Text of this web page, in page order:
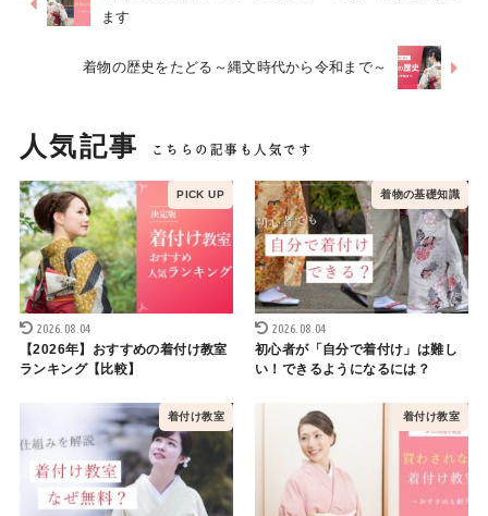
ます
着物の歴史をたどる～縄文時代から令和まで～
人気記事
2026.08.04
【2026年】おすすめの着付け教室
ランキング【比較】
着物の基礎知識
2026.08.04
初心者が「自分で着付け」は難し
い！できるようになるには？
着付け教室 着付け教室